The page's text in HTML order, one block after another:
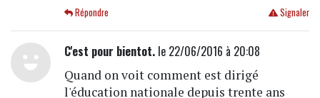
Signaler
Répondre
C'est pour bientot.le 22/06/2016 à 20:08
Quand on voit comment est dirigé
l'éducation nationale depuis trente ans